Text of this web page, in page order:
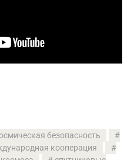
безопасность
кооперация